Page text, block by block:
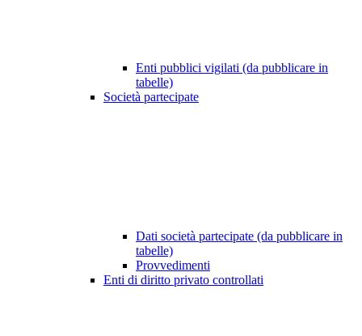
Enti pubblici vigilati (da pubblicare in
tabelle)
Società partecipate
Dati società partecipate (da pubblicare in
tabelle)
Provvedimenti
Enti di diritto privato controllati